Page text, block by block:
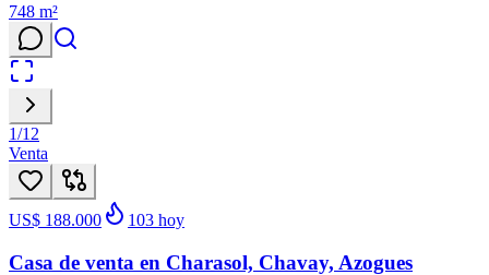
748 m²
1/12
Venta
US$ 188.000 103 hoy
Casa de venta en Charasol, Chavay, Azogues